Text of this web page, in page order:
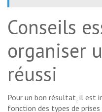
Conseils
organiser
réussi
Pour un bon résultat, il est
fonction des types de